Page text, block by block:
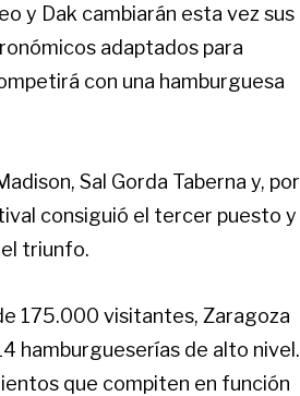
y Dak cambiarán esta vez sus
adaptados para
con una hamburguesa
Sal Gorda Taberna y, por
consiguió el tercer puesto y
triunfo.
175.000 visitantes, Zaragoza
hamburgueserías de alto nivel.
que compiten en función